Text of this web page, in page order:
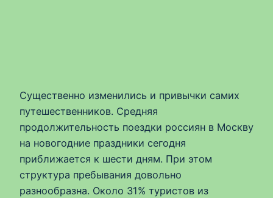
Существенно изменились и привычки самих
путешественников. Средняя
продолжительность поездки россиян в Москву
на новогодние праздники сегодня
приближается к шести дням. При этом
структура пребывания довольно
разнообразна. Около 31% туристов из